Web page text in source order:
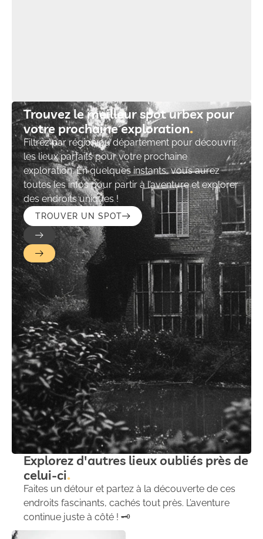
Trouvez le meilleur spot urbex pour
votre prochaine exploration​
Filtrez par région ou département pour découvrir
les lieux parfaits pour votre prochaine
exploration. En quelques instants, vous aurez
toutes les infos pour partir à l’aventure et explorer
des endroits uniques !
TROUVER UN SPOT
Explorez d'autres lieux oubliés près de
celui-ci
Faites un détour et partez à la découverte de ces
endroits fascinants, cachés tout près. L’aventure
continue juste à côté ! 🗝️